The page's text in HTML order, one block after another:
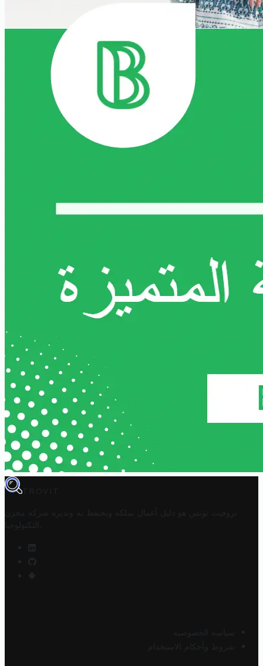
TROVIT
تروفيت تونس هو دليل أعمال تملكه وتحتفظ به وتديره
شركة مخزن
التكنولوجيا
سياسة الخصوصية
شروط وأحكام الاستخدام